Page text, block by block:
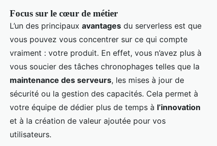
Focus sur le cœur de métier
L’un des principaux avantages du serverless est que
vous pouvez vous concentrer sur ce qui compte
vraiment : votre produit. En effet, vous n’avez plus à
vous soucier des tâches chronophages telles que la
maintenance des serveurs, les mises à jour de
sécurité ou la gestion des capacités. Cela permet à
votre équipe de dédier plus de temps à l’innovation
et à la création de valeur ajoutée pour vos
utilisateurs.